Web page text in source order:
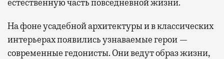
естественную часть повседневной жизни.
На фоне усадебной архитектуры и в классических
интерьерах появились узнаваемые герои —
современные гедонисты. Они ведут образ жизни,